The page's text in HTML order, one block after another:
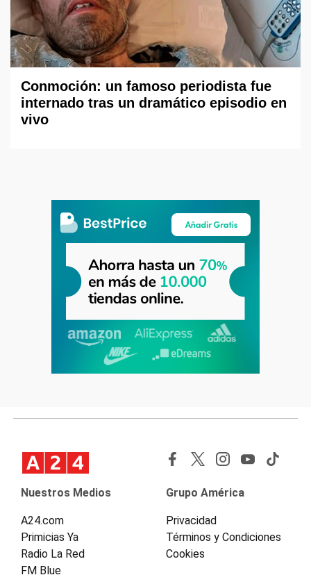
Conmoción: un famoso periodista fue
internado tras un dramático episodio en
vivo
Nuestros Medios
A24.com
Primicias Ya
Radio La Red
FM Blue
Grupo América
Privacidad
Términos y Condiciones
Cookies